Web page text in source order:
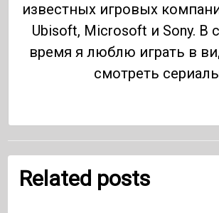
известных игровых
Ubisoft, Microsoft и Sony. В
время я люблю играть в
смотреть
Related posts